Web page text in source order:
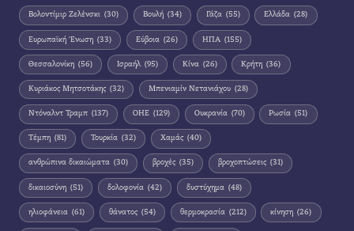
Βολοντίμιρ Ζελένσκι (30) Βουλή (34) Γάζα (55) Ελλάδα (28)
Ευρωπαϊκή Ένωση (33) Εύβοια (26) ΗΠΑ (155)
Θεσσαλονίκη (56) Ισραήλ (95) Κίνα (26) Κρήτη (36)
Κυριάκος Μητσοτάκης (32) Μπενιαμίν Νετανιάχου (28)
Ντόναλντ Τραμπ (137) ΟΗΕ (129) Ουκρανία (70) Ρωσία (51)
Τέμπη (81) Τουρκία (32) Χαμάς (40)
ανθρώπινα δικαιώματα (30) βροχές (35) βροχοπτώσεις (31)
δικαιοσύνη (51) δολοφονία (42) δυστύχημα (48)
ηλιοφάνεια (61) θάνατος (54) θερμοκρασία (212) κίνηση (26)